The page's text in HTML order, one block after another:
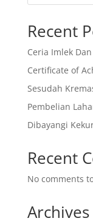
Recent
Ceria Imlek
Certificate of
Sesudah
Pembelian
Dibayangi
Recent
No comments
Archives